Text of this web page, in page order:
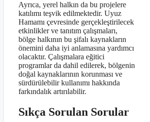
Ayrıca, yerel halkın da bu projelere
katılımı teşvik edilmektedir. Uyuz
Hamamı çevresinde gerçekleştirilecek
etkinlikler ve tanıtım çalışmaları,
bölge halkının bu şifalı kaynakların
önemini daha iyi anlamasına yardımcı
olacaktır. Çalışmalara eğitici
programlar da dahil edilerek, bölgenin
doğal kaynaklarının korunması ve
sürdürülebilir kullanımı hakkında
farkındalık artırılabilir.
Sıkça Sorulan Sorular